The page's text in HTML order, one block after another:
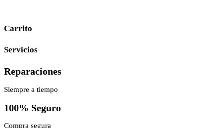
Carrito
Servicios
Reparaciones
Siempre a tiempo
100% Seguro
Compra segura